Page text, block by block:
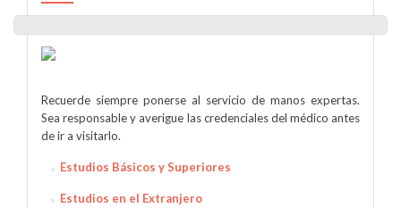
Recuerde siempre ponerse al servicio de manos expertas.
Sea responsable y averigue las credenciales del médico antes
de ir a visitarlo.
Estudios Básicos y Superiores
Estudios en el Extranjero